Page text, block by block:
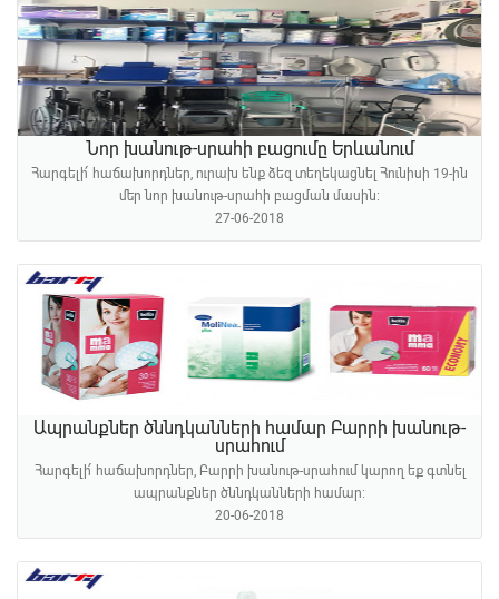
Նոր խանութ-սրահի բացումը Երևանում
Հարգելի՛ հաճախորդներ, ուրախ ենք ձեզ տեղեկացնել Հունիսի 19-ին
մեր նոր խանութ-սրահի բացման մասին։
27-06-2018
Ապրանքներ ծննդկանների համար Բարրի խանութ-
սրահում
Հարգելի՛ հաճախորդներ, Բարրի խանութ-սրահում կարող եք գտնել
ապրանքներ ծննդկանների համար։
20-06-2018